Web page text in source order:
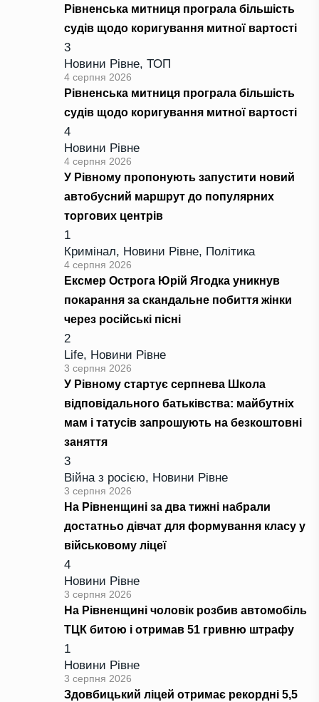
Рівненська митниця програла більшість
судів щодо коригування митної вартості
3
Новини Рівне, ТОП
4 серпня 2026
Рівненська митниця програла більшість
судів щодо коригування митної вартості
4
Новини Рівне
4 серпня 2026
У Рівному пропонують запустити новий
автобусний маршрут до популярних
торгових центрів
1
Кримінал, Новини Рівне, Політика
4 серпня 2026
Ексмер Острога Юрій Ягодка уникнув
покарання за скандальне побиття жінки
через російські пісні
2
Life, Новини Рівне
3 серпня 2026
У Рівному стартує серпнева Школа
відповідального батьківства: майбутніх
мам і татусів запрошують на безкоштовні
заняття
3
Війна з росією, Новини Рівне
3 серпня 2026
На Рівненщині за два тижні набрали
достатньо дівчат для формування класу у
військовому ліцеї
4
Новини Рівне
3 серпня 2026
На Рівненщині чоловік розбив автомобіль
ТЦК битою і отримав 51 гривню штрафу
1
Новини Рівне
3 серпня 2026
Здовбицький ліцей отримає рекордні 5,5